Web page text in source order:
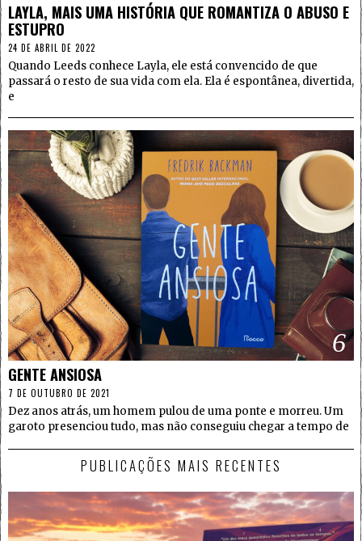
LAYLA, MAIS UMA HISTÓRIA QUE ROMANTIZA O ABUSO E
ESTUPRO
24 DE ABRIL DE 2022
Quando Leeds conhece Layla, ele está convencido de que
passará o resto de sua vida com ela. Ela é espontânea, divertida,
e
6
GENTE ANSIOSA
7 DE OUTUBRO DE 2021
Dez anos atrás, um homem pulou de uma ponte e morreu. Um
garoto presenciou tudo, mas não conseguiu chegar a tempo de
PUBLICAÇÕES MAIS RECENTES